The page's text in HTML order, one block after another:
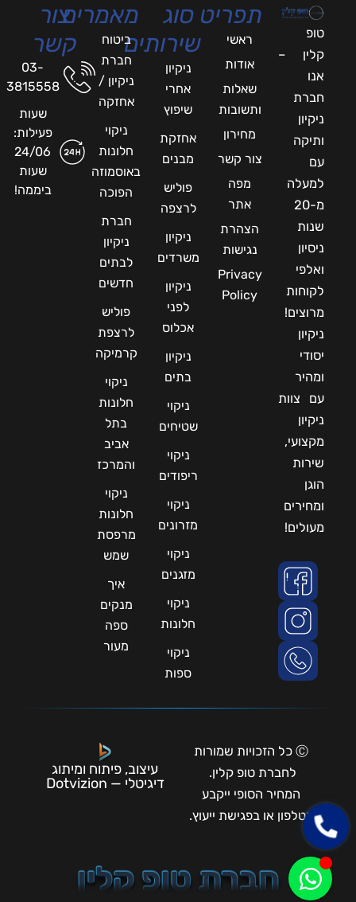
טופ
קלין –
אנו
חברת
ניקיון
ותיקה
עם
למעלה
מ-20
שנות
ניסיון
ואלפי
לקוחות
מרוצים!
ניקיון
יסודי
ומהיר
עם צוות
ניקיון
מקצועי,
שירות
הוגן
ומחירים
מעולים!
תפריט
ראשי
אודות
שאלות
ותשובות
מחירון
צור קשר
מפה
אתר
הצהרת
נגישות
Privacy
Policy
סוג
שירותים
ניקיון
אחרי
שיפוץ
אחזקת
מבנים
פוליש
לרצפה
ניקיון
משרדים
ניקיון
לפני
אכלוס
ניקיון
בתים
ניקוי
שטיחים
ניקוי
ריפודים
ניקוי
מזרונים
ניקוי
מזגנים
ניקוי
חלונות
ניקוי
ספות
מאמרים
ביטוח
חברת
ניקיון /
אחזקה
ניקוי
חלונות
באוסמוזה
הפוכה
חברת
ניקיון
לבתים
חדשים
פוליש
לרצפת
קרמיקה
ניקוי
חלונות
בתל
אביב
והמרכז
ניקוי
חלונות
מרפסת
שמש
איך
מנקים
ספה
מעור
צור
קשר
03-
3815558
שעות
פעילות:
24/06
שעות
ביממה!
Ⓒ כל הזכויות שמורות
לחברת טופ קלין.
המחיר הסופי ייקבע
בטלפון או בפגישת ייעוץ.
עיצוב, פיתוח ומיתוג
דיגיטלי — Dotvizion
חברת טופ קלין